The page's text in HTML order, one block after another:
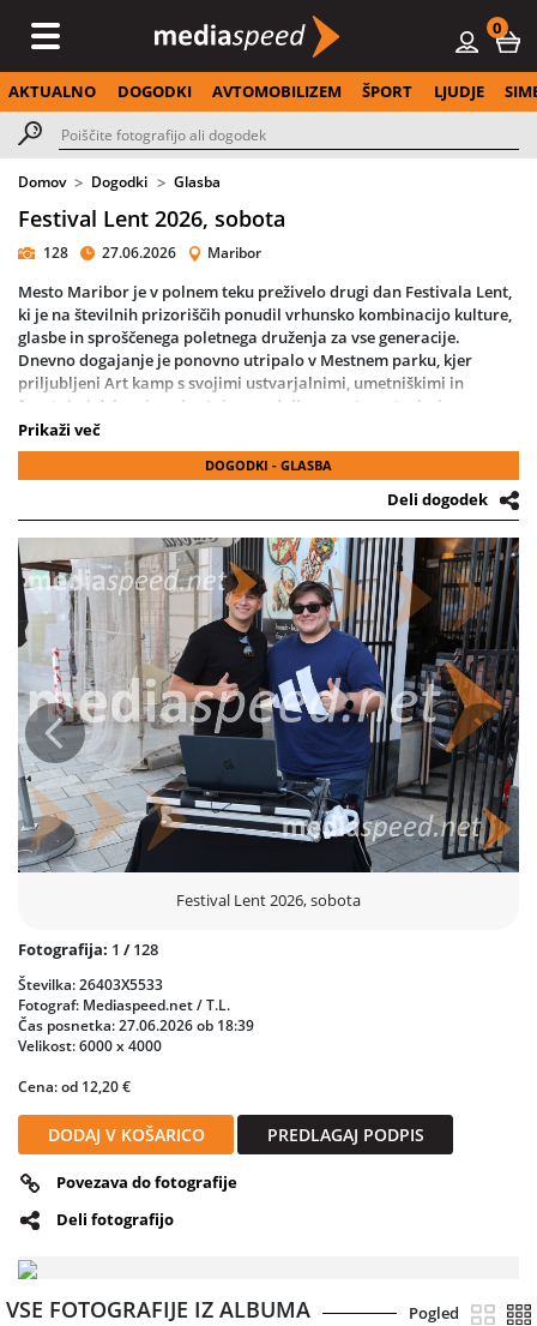
0
AKTUALNO DOGODKI AVTOMOBILIZEM ŠPORT LJUDJE
Domov Dogodki Glasba
Festival Lent 2026, sobota
128 27.06.2026 Maribor
Mesto Maribor je v polnem teku preživelo drugi dan Festivala Lent,
ki je na številnih prizoriščih ponudil vrhunsko kombinacijo kulture,
glasbe in sproščenega poletnega druženja za vse generacije.
Dnevno dogajanje je ponovno utripalo v Mestnem parku, kjer
priljubljeni Art kamp s svojimi ustvarjalnimi, umetniškimi in
športnimi delavnicami ostaja osrednji magnet za otroke in
družine.
Glavni večerni vrhunec se je odvil na polnem Trgu Leona Štuklja,
kjer je na Glavnem odru nastopila svetovno prepoznavna slovenska
glasbena zasedba Laibach in s svojim udarnim avdiovizualnim
spektaklom poskrbela za nepozabno vzdušje.
Intimnejši glasbeni večer je v Sodnem stolpu pričarala zasedba
Jadranka Juras kvartet, medtem ko je bil gledališki program v
znamenju smeha; v Vetrinjskem dvoru je zaživela predstava Sem to
rekel na glas ali samo pomislil?, v polnem in vnaprej razprodanem
Avditoriju Lutkovnega gledališča Maribor v Minoritih pa je
občinstvo nasmejala predstava We will, we will rakija.
Kulinarično-vinski utrip ob Dravi je pred Hišo Stare trte znova
oblikovalo priljubljeno Vinsko lentanje, pestra festivalska noč pa se
je z After partiji zavlekla pozno v jutro, saj sta za neustavljive
klubske ritme skrbela dogodek Magnetic Shift: Breaks Night v Klubu
KGB Maribor ter priljubljeni DJ WHO v Minoritih.
Prikaži več
DOGODKI - GLASBA
Deli dogodek
Festival Lent 2026, sobota
Prejšnja
Fotografija: 1 /128
Številka: 26403X5533
Fotograf: Mediaspeed.net / T.L.
Čas posnetka: 27.06.2026 ob 18:39
Velikost: 6000 x 4000
Cena: od 12,20 €
DODAJ V KOŠARICO PREDLAGAJ PODPIS
Povezava do fotografije
Deli fotografijo
VSE FOTOGRAFIJE IZ ALBUMA Pogled